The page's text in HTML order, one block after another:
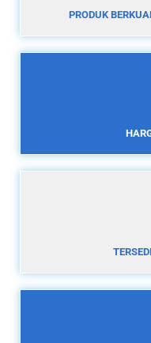
PRODUK